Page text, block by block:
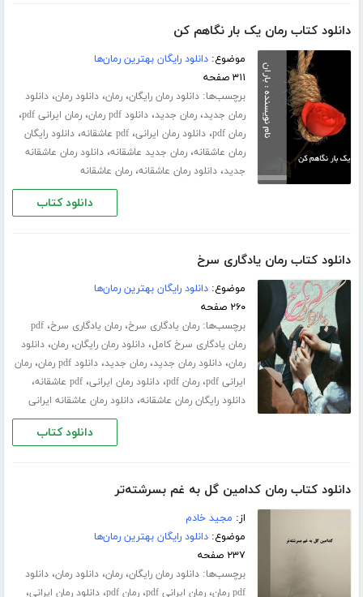
دانلود کتاب رمان یک بار نگاهم کن
موضوع:دانلود رایگان بهترین رمان‌ها
۳۱۱ صفحه
برچسب‌ها:دانلود رمان رایگان،رمان،دانلود رمان،دانلود
رمان جدید،رمان جدید،دانلود pdf رمان ،رمان ایرانی pdf ،
رمان pdf ،دانلود رمان ایرانی،pdf عاشقانه ،دانلود رایگان
رمان عاشقانه،رمان جدید عاشقانه،دانلود رمان عاشقانه
جدید،دانلود رمان عاشقانه،رمان عاشقانه
دانلود کتاب
دانلود کتاب رمان یادگاری سرخ
موضوع:دانلود رایگان بهترین رمان‌ها
۲۶۰ صفحه
برچسب‌ها:رمان یادگاری سرخ،رمان یادگاری سرخ،pdf
رمان یادگاری سرخ کامل،دانلود رمان رایگان،رمان،دانلود
رمان،دانلود رمان جدید،رمان جدید،دانلود pdf رمان ،رمان
ایرانی pdf
،رمان pdf ،دانلود رمان ایرانی،pdf عاشقانه ،
دانلود رایگان رمان عاشقانه،دانلود رمان عاشقانه ایرانی
دانلود کتاب
دانلود کتاب رمان کدامین گل به غم بسرشته‌تر
از: مجید خادم
موضوع:دانلود رایگان بهترین رمان‌ها
۲۳۷ صفحه
برچسب‌ها:دانلود رمان رایگان،رمان،دانلود رمان،دانلود
pdf رمان
،رمان ایرانی pdf ،رمان pdf ،دانلود رمان ایرانی،